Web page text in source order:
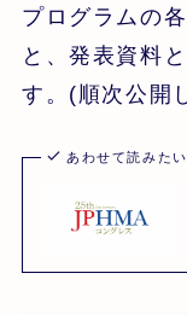
プログラムの
と、発表資料
す。(順次公開
あわせて読みたい